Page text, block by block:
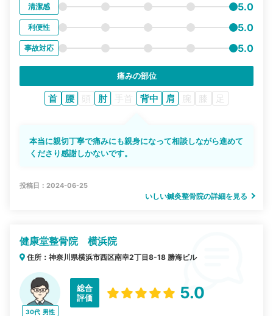
清潔感 5.0
利便性 5.0
事故対応 5.0
痛みの部位
首 腰 頭 肘 手首 背中 肩 腕 膝 足
本当に親切丁寧で痛みにも親身になって相談しながら進めて
くださり感謝しかないです。
投稿日：2024-06-25
いしい鍼灸整骨院の詳細を見る
健康堂整骨院 横浜院
住所：神奈川県横浜市西区南幸2丁目8-18 勝海ビル
30代 男性
総合
評価
5.0